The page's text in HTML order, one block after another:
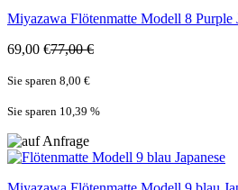
Miyazawa Flötenmatte Modell 8 Purple
69,00 €77,00 €
Sie sparen 8,00 €
Sie sparen 10,39 %